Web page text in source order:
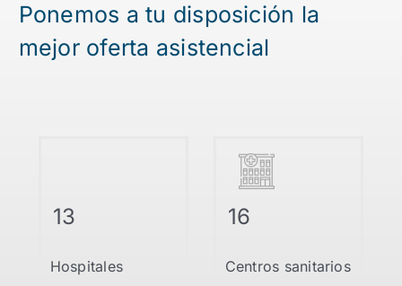
Ponemos a tu disposición la
mejor oferta asistencial
13
Hospitales
16
Centros sanitarios